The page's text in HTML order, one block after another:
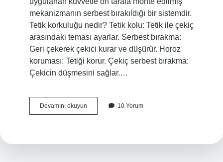
mekanizmanın serbest bırakıldığı bir sistemdir.
Tetik korkuluğu nedir? Tetik kolu: Tetik ile çekiç
arasındaki teması ayarlar. Serbest bırakma:
Geri çekerek çekici kurar ve düşürür. Horoz
koruması: Tetiği korur. Çekiç serbest bırakma:
Çekicin düşmesini sağlar.…
Devamını okuyunTetik
Ağırlığı
10 Yorum